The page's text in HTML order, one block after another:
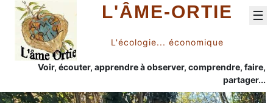
L'ÂME-ORTIE
L'écologie... économique
Voir, écouter, apprendre à observer, comprendre, faire,
partager...
☰